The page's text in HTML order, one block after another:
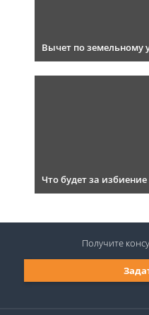
Вычет по земельному
Что будет за избиение
Получите